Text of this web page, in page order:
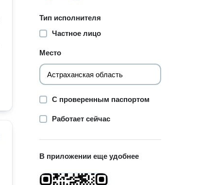
Тип исполнителя
Частное лицо
Место
С проверенным паспортом
Работает сейчас
В приложении еще удобнее